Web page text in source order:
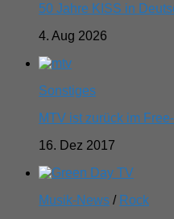
50 Jahre KISS in
4. Aug 2026
Sonstiges
MTV ist zurück im
16. Dez 2017
Musik-News / Rock